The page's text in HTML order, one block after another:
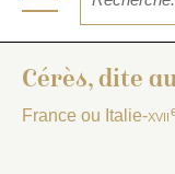
Cérès, dite
France ou Italie-xvii